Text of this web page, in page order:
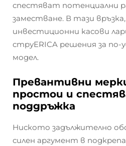
спестяват потенциални
заместване. В тази
инвестиционни касови
струERICA решения за по-
модел.
Превантивни
простои и
поддръжка
Ниското задължително
силен аргумент в